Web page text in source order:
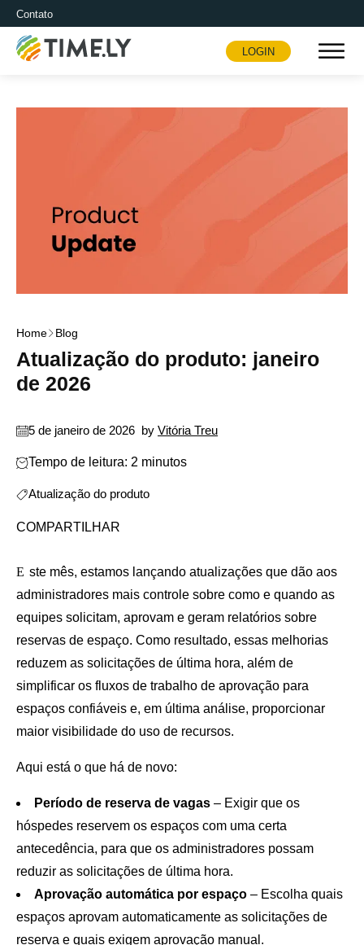
Contato
Timely
LOGIN
Home Blog
Atualização do produto: janeiro
de 2026
5 de janeiro de 2026 by Vitória Treu
Tempo de leitura: 2 minutos
Atualização do produto
COMPARTILHAR
Este mês, estamos lançando atualizações que dão aos
administradores mais controle sobre como e quando as
equipes solicitam, aprovam e geram relatórios sobre
reservas de espaço. Como resultado, essas melhorias
reduzem as solicitações de última hora, além de
simplificar os fluxos de trabalho de aprovação para
espaços confiáveis ​​e, em última análise, proporcionar
maior visibilidade do uso de recursos.
Aqui está o que há de novo:
Período de reserva de vagas – Exigir que os
hóspedes reservem os espaços com uma certa
antecedência, para que os administradores possam
reduzir as solicitações de última hora.
Aprovação automática por espaço – Escolha quais
espaços aprovam automaticamente as solicitações de
reserva e quais exigem aprovação manual.